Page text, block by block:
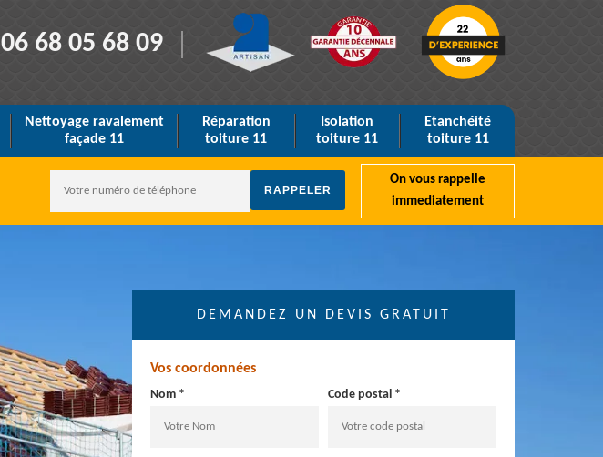
06 68 05 68 09
Nettoyage ravalement
façade 11
Réparation
toiture 11
Isolation
toiture 11
Etanchéité
toiture 11
On vous rappelle
immediatement
DEMANDEZ UN DEVIS GRATUIT
Vos coordonnées
Nom * Code postal *